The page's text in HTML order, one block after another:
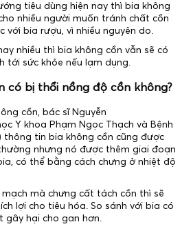
tiêu dùng hiện nay thì bia không
nhiều người muốn tránh chất cồn
với bia rượu, vì nhiều nguyên do.
nhiều thì bia không cồn vẫn sẽ có
tới sức khỏe nếu lạm dụng.
có bị thổi nồng độ cồn không?
cồn, bác sĩ Nguyễn
Y khoa Phạm Ngọc Thạch và Bệnh
thông tin bia không cồn cũng được
nhưng nó được thêm giai đoạn
có thể bằng cách chưng ở nhiệt độ
mạch mà chưng cất tách cồn thì sẽ
lợi cho tiêu hóa. So sánh với bia có
gây hại cho gan hơn.